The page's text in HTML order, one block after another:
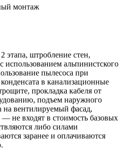
этапа, штробление стен,
использованием альпинистского
пылесоса при
в канализационные
прокладка кабеля от
подъем наружного
на вентилируемый фасад,
не входят в стоимость базовых
либо силами
заранее и оплачиваются